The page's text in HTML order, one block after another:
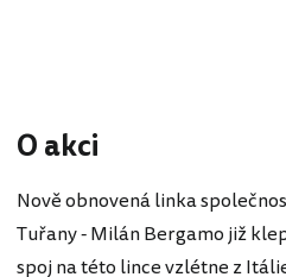
O akci
Nově obnovená linka
Tuřany - Milán Bergamo již
spoj na této lince vzlétne z